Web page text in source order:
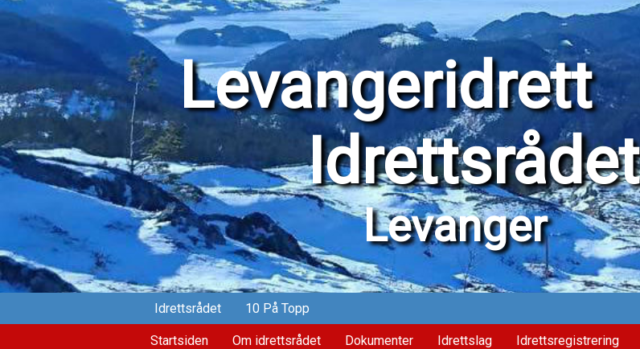
Levangeridrett
Idrettsrådet
Levanger
Idrettsrådet 10 På Topp
Startsiden Om idrettsrådet Dokumenter Idrettslag Idrettsregistrering